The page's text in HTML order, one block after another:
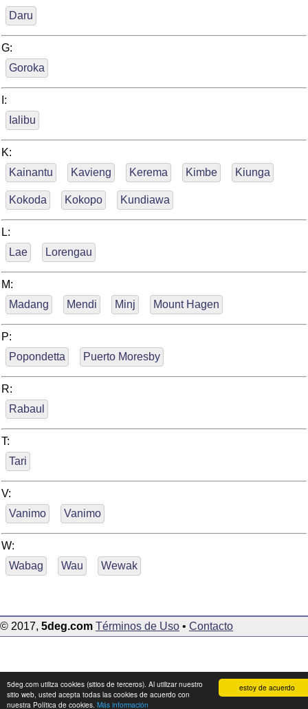
estoy de acuerdo
5deg.com utiliza cookies (sitios de terceros). Al utilizar nuestro
sitio web, usted acepta todas las cookies de acuerdo con
nuestra Política de cookies. Más información
Daru
G:
Goroka
I:
Ialibu
K:
Kainantu
Kavieng Kerema Kimbe Kiunga
Kokoda Kokopo Kundiawa
L:
Lae
Lorengau
M:
Madang
Mendi Minj Mount Hagen
P:
Popondetta
Puerto Moresby
R:
Rabaul
T:
Tari
V:
Vanimo
Vanimo
W:
Wabag
Wau Wewak
© 2017, 5deg.com Términos de Uso • Contacto